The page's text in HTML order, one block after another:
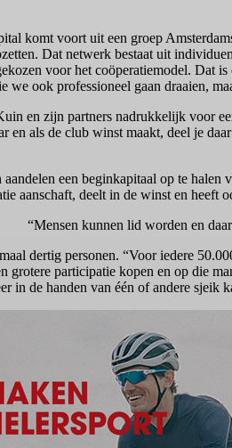
komt voort uit een groep
Dat netwerk bestaat uit
voor het coöperatiemodel. Dat
we ook professioneel gaan draaien,
en zijn partners nadrukkelijk voor
en als de club winst maakt, deel je
een beginkapitaal op te
aanschaft, deelt in de winst en heeft
“Mensen kunnen lid worden en
dertig personen. “Voor iedere
grotere participatie kopen en op die
in de handen van één of andere sjeik